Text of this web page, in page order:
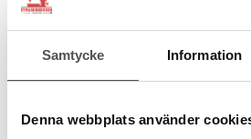
Samtycke Information
Denna webbplats använder
Är ditt tyg nytt och det är ett tyg som
rekommenderar vi att du tvättar det
krymper inte!Du kan inte använda
färga om plagget!
För alla material och sömmar